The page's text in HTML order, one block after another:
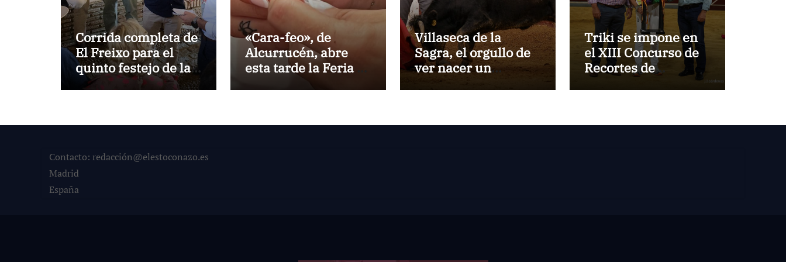
Corrida completa de
El Freixo para el
quinto festejo de la
Temporada de
«Cara-feo», de
Alcurrucén, abre
esta tarde la Feria de
Villaseca de la
Sagra, el orgullo de
ver nacer un
torero:Gorka Jerez
Triki se impone en
el XIII Concurso de
Recortes de
Villaseca
Contacto: redacción@elestoconazo.es
Madrid
España